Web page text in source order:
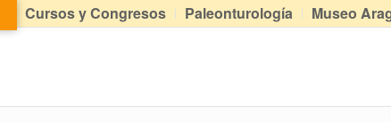
Cursos y Congresos Paleonturología Museo